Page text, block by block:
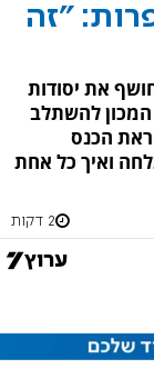
"זה
את יסודות
להשתלב
הכנס
ואיך כל אחת
2 דקות